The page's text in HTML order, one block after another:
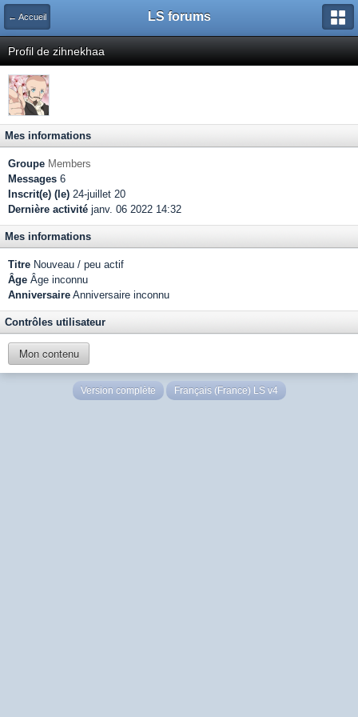
← Accueil LS forums
Profil de zihnekhaa
Mes informations
Groupe Members
Messages 6
Inscrit(e) (le) 24-juillet 20
Dernière activité janv. 06 2022 14:32
Mes informations
Titre Nouveau / peu actif
Âge Âge inconnu
Anniversaire Anniversaire inconnu
Contrôles utilisateur
Mon contenu
Version complète Français (France) LS v4